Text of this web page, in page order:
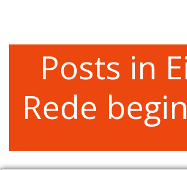
Posts in
Rede